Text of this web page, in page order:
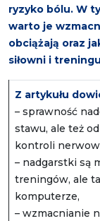
ryzyko bólu. W
warto je
obciążają oraz
siłowni i
Z artykułu
– sprawność
stawu, ale też
kontroli
– nadgarstki są
treningów, ale
komputerze,
– wzmacnianie